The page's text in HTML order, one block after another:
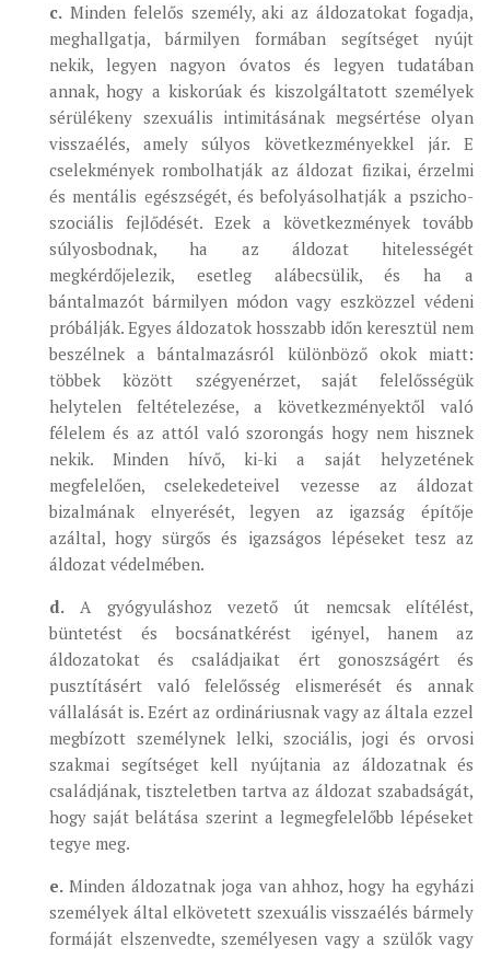
c. Minden felelős személy, aki az áldozatokat fogadja,
meghallgatja, bármilyen formában segítséget nyújt
nekik, legyen nagyon óvatos és legyen tudatában
annak, hogy a kiskorúak és kiszolgáltatott személyek
sérülékeny szexuális intimitásának megsértése olyan
visszaélés, amely súlyos következményekkel jár. E
cselekmények rombolhatják az áldozat fizikai, érzelmi
és mentális egészségét, és befolyásolhatják a pszicho-
szociális fejlődését. Ezek a következmények tovább
súlyosbodnak, ha az áldozat hitelességét
megkérdőjelezik, esetleg alábecsülik, és ha a
bántalmazót bármilyen módon vagy eszközzel védeni
próbálják. Egyes áldozatok hosszabb időn keresztül nem
beszélnek a bántalmazásról különböző okok miatt:
többek között szégyenérzet, saját felelősségük
helytelen feltételezése, a következményektől való
félelem és az attól való szorongás hogy nem hisznek
nekik. Minden hívő, ki-ki a saját helyzetének
megfelelően, cselekedeteivel vezesse az áldozat
bizalmának elnyerését, legyen az igazság építője
azáltal, hogy sürgős és igazságos lépéseket tesz az
áldozat védelmében.
d. A gyógyuláshoz vezető út nemcsak elítélést,
büntetést és bocsánatkérést igényel, hanem az
áldozatokat és családjaikat ért gonoszságért és
pusztításért való felelősség elismerését és annak
vállalását is. Ezért az ordináriusnak vagy az általa ezzel
megbízott személynek lelki, szociális, jogi és orvosi
szakmai segítséget kell nyújtania az áldozatnak és
családjának, tiszteletben tartva az áldozat szabadságát,
hogy saját belátása szerint a legmegfelelőbb lépéseket
tegye meg.
e. Minden áldozatnak joga van ahhoz, hogy ha egyházi
személyek által elkövetett szexuális visszaélés bármely
formáját elszenvedte, személyesen vagy a szülők vagy